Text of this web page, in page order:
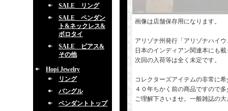
SALE リング
SALE ペンダン
ト&ネックレス&
ボロタイ
SALE ピアス&
その他
Hopi Jewelry
リング
バングル
ペンダントトップ
画像は店舗保存用になります。
アリゾナ州発行「アリゾナハイ
日本のインディアン関連本にも
次回の入荷等は全く未定です。
コレクターズアイテムの非常に
４０年ちかく前の商品ですので
ご理解下さいませ。一般雑誌の